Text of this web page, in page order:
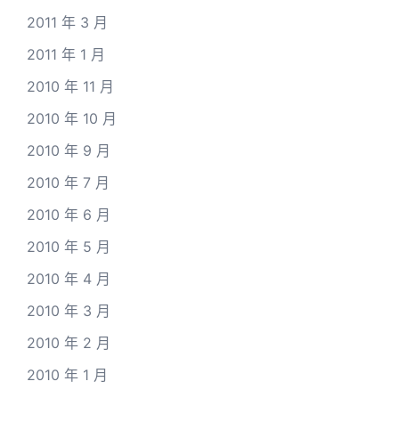
2011 年 3 月
2011 年 1 月
2010 年 11 月
2010 年 10 月
2010 年 9 月
2010 年 7 月
2010 年 6 月
2010 年 5 月
2010 年 4 月
2010 年 3 月
2010 年 2 月
2010 年 1 月